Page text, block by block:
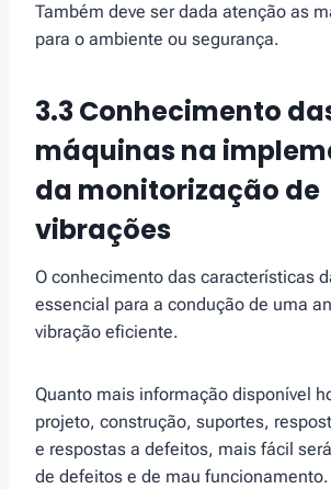
Também deve ser dada atenção as
para o ambiente ou segurança.
3.3 Conhecimento
máquinasna i
da monitorização de
vibrações
O conhecimento das características
essencial para a condução de uma
vibração eficiente.
Quanto mais informação disponível
projeto, construção, suportes,
e respostas a defeitos, mais fácil
de defeitos e de mau